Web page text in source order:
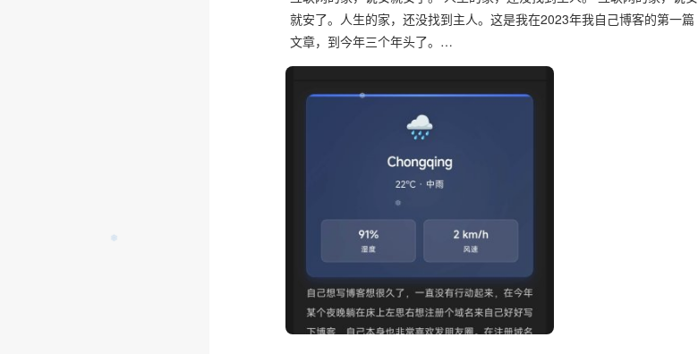
就安了。人生的家，还没找到主人。这是我在2023年我自己博客的第一篇
文章，到今年三个年头了。…